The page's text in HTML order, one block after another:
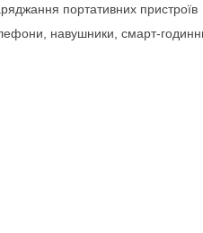
портативних пристроїв
навушники, смарт-